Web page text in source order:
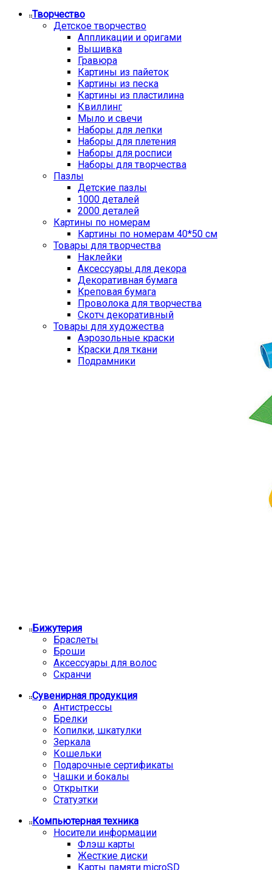
Творчество
Детское творчество
Аппликации и оригами
Вышивка
Гравюра
Картины из пайеток
Картины из песка
Картины из пластилина
Квиллинг
Мыло и свечи
Наборы для лепки
Наборы для плетения
Наборы для росписи
Наборы для творчества
Пазлы
Детские пазлы
1000 деталей
2000 деталей
Картины по номерам
Картины по номерам 40*50 см
Товары для творчества
Наклейки
Аксессуары для декора
Декоративная бумага
Креповая бумага
Проволока для творчества
Скотч декоративный
Товары для художества
Аэрозольные краски
Краски для ткани
Подрамники
Бижутерия
Браслеты
Броши
Аксессуары для волос
Скранчи
Сувенирная продукция
Антистрессы
Брелки
Копилки, шкатулки
Зеркала
Кошельки
Подарочные сертификаты
Чашки и бокалы
Открытки
Статуэтки
Компьютерная техника
Носители информации
Флэш карты
Жесткие диски
Карты памяти microSD